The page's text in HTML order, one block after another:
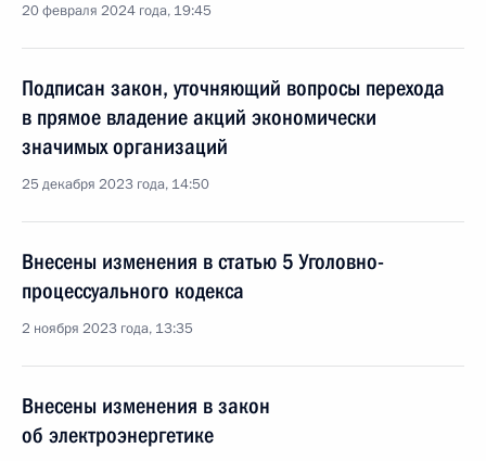
20 февраля 2024 года, 19:45
Подписан закон, уточняющий вопросы перехода
в прямое владение акций экономически
значимых организаций
25 декабря 2023 года, 14:50
Внесены изменения в статью 5 Уголовно-
процессуального кодекса
2 ноября 2023 года, 13:35
Внесены изменения в закон
об электроэнергетике